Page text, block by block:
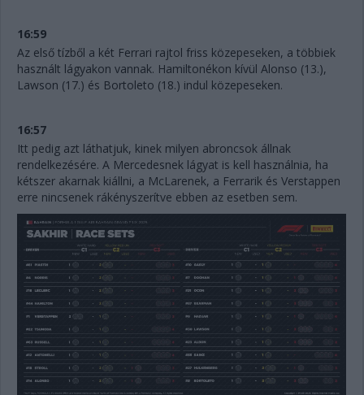
16:59
Az első tízből a két Ferrari rajtol friss közepeseken, a többiek
használt lágyakon vannak. Hamiltonékon kívül Alonso (13.),
Lawson (17.) és Bortoleto (18.) indul közepeseken.
16:57
Itt pedig azt láthatjuk, kinek milyen abroncsok állnak
rendelkezésére. A Mercedesnek lágyat is kell használnia, ha
kétszer akarnak kiállni, a McLarenek, a Ferrarik és Verstappen
erre nincsenek rákényszerítve ebben az esetben sem.